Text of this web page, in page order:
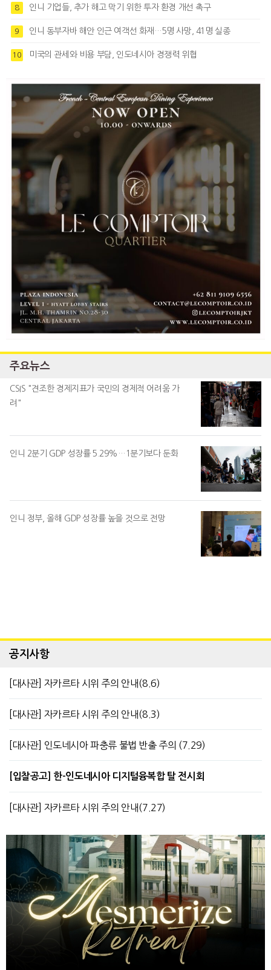
8 인니 기업들, 추가 해고 막기 위한 투자 환경 개선 촉구
9 인니 동부자바 해안 인근 여객선 화재…5명 사망, 41명 실종
10 미국의 관세와 비용 부담, 인도네시아 경쟁력 위협
주요뉴스
CSIS "견조한 경제지표가 국민의 경제적 어려움 가
려"
인니 2분기 GDP 성장률 5.29%…1분기보다 둔화
인니 정부, 올해 GDP 성장률 높을 것으로 전망
공지사항
[대사관] 자카르타 시위 주의 안내(8.6)
[대사관] 자카르타 시위 주의 안내(8.3)
[대사관] 인도네시아 파충류 불법 반출 주의 (7.29)
[입찰공고] 한-인도네시아 디지털융복합 탈 전시회
[대사관] 자카르타 시위 주의 안내(7.27)